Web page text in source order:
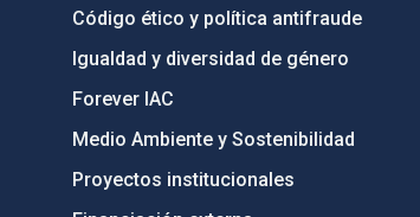
Código ético y política antifraude
Igualdad y diversidad de género
Forever IAC
Medio Ambiente y Sostenibilidad
Proyectos institucionales